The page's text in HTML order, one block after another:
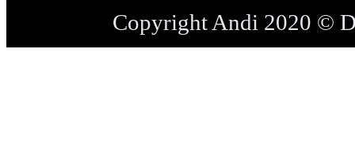
Copyright Andi 2020 ©